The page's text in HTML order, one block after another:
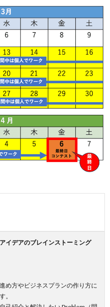
デアのブレインストーミング
め方やビジネスプランの作り方に
。